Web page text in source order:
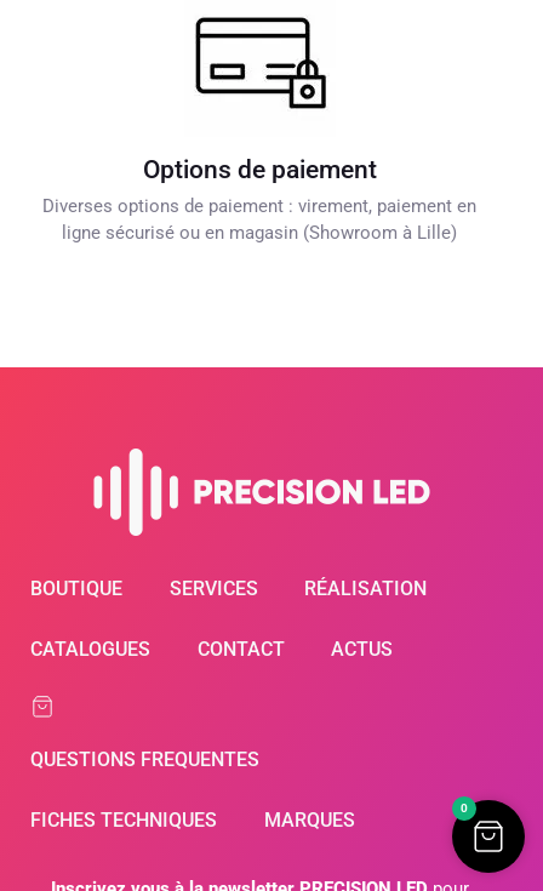
Options de paiement
Diverses options de paiement : virement, paiement en
ligne sécurisé ou en magasin (Showroom à Lille)
BOUTIQUE SERVICES RÉALISATION
CATALOGUES CONTACT ACTUS
QUESTIONS FREQUENTES
FICHES TECHNIQUES MARQUES
0